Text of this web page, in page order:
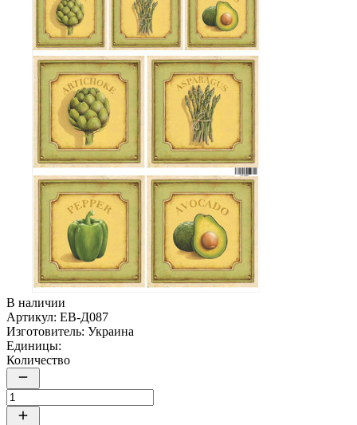
В наличии
Артикул: ЕВ-Д087
Изготовитель: Украина
Единицы:
Количество